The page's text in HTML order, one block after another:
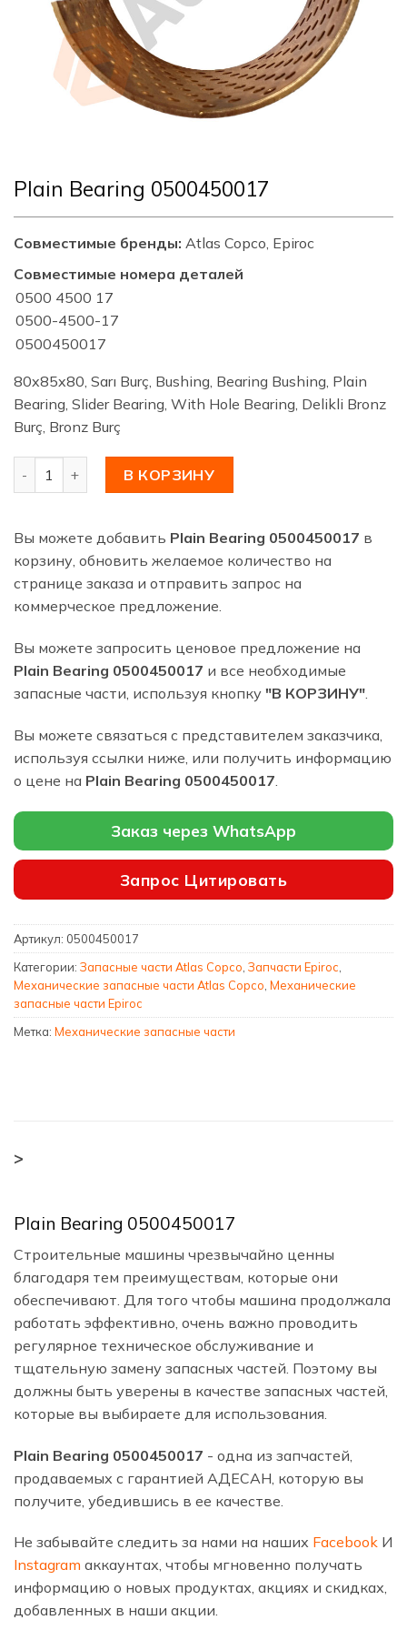
Plain Bearing 0500450017
Совместимые бренды: Atlas Copco, Epiroc
Совместимые номера деталей
0500 4500 17
0500-4500-17
0500450017
80x85x80, Sarı Burç, Bushing, Bearing Bushing, Plain
Bearing, Slider Bearing, With Hole Bearing, Delikli Bronz
Burç, Bronz Burç
В КОРЗИНУ
Вы можете добавить Plain Bearing 0500450017 в
корзину, обновить желаемое количество на
странице заказа и отправить запрос на
коммерческое предложение.
Вы можете запросить ценовое предложение на
Plain Bearing 0500450017 и все необходимые
запасные части, используя кнопку "В КОРЗИНУ".
Вы можете связаться с представителем заказчика,
используя ссылки ниже, или получить информацию
о цене на Plain Bearing 0500450017
Заказ через WhatsApp
Запрос Цитировать
Артикул: 0500450017
Категории: Запасные части Atlas Copco, Запчасти Epiroc,
Механические запасные части Atlas Copco, Механические
запасные части Epiroc
Метка: Механические запасные части
>
Plain Bearing 0500450017
Строительные машины чрезвычайно ценны
благодаря тем преимуществам, которые они
обеспечивают. Для того чтобы машина продолжала
работать эффективно, очень важно проводить
регулярное техническое обслуживание и
тщательную замену запасных частей. Поэтому вы
должны быть уверены в качестве запасных частей,
которые вы выбираете для использования.
Plain Bearing 0500450017 - одна из запчастей,
продаваемых с гарантией АДЕСАН, которую вы
получите, убедившись в ее качестве.
Не забывайте следить за нами на наших Facebook И
Instagram аккаунтах, чтобы мгновенно получать
информацию о новых продуктах, акциях и скидках,
добавленных в наши акции.